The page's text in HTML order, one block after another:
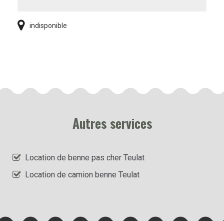
indisponible
Autres services
Location de benne pas cher Teulat
Location de camion benne Teulat